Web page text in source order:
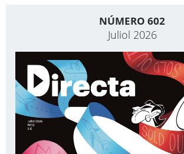
NÚMERO 602
Juliol 2026